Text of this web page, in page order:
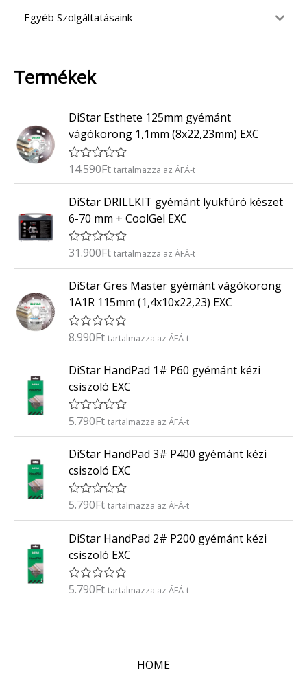
Egyéb Szolgáltatásaink
Termékek
DiStar Esthete 125mm gyémánt
vágókorong 1,1mm (8x22,23mm) EXC
É
é
k
e
l
s
:
/
5
14.590Ft tartalmazza az ÁFÁ-t
DiStar DRILLKIT gyémánt lyukfúró készet
6-70 mm + CoolGel EXC
É
é
k
e
l
é
s
:
/
5
31.900Ft tartalmazza az ÁFÁ-t
DiStar Gres Master gyémánt vágókorong
1A1R 115mm (1,4x10x22,23) EXC
É
é
e
l
é
s
:
/
5
8.990Ft tartalmazza az ÁFÁ-t
DiStar HandPad 1# P60 gyémánt kézi
csiszoló EXC
É
é
e
l
s
:
/
5
5.790Ft tartalmazza az ÁFÁ-t
DiStar HandPad 3# P400 gyémánt kézi
csiszoló EXC
É
é
e
l
é
s
5.790Ft tartalmazza az ÁFÁ-t
DiStar HandPad 2# P200 gyémánt kézi
csiszoló EXC
É
5.790Ft tartalmazza az ÁFÁ-t
HOME